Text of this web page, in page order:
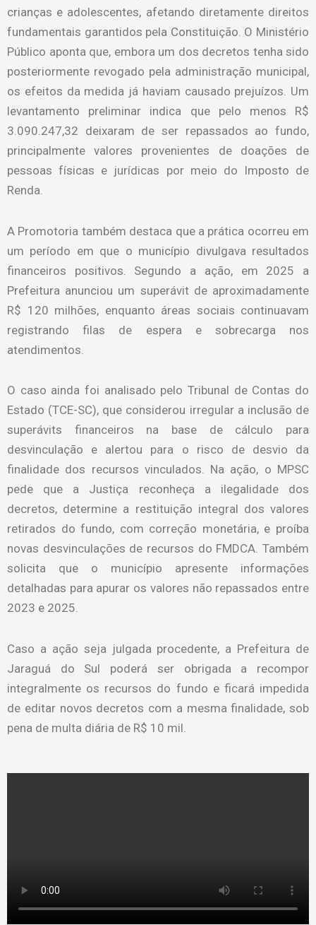
crianças e adolescentes, afetando diretamente direitos
fundamentais garantidos pela Constituição. O Ministério
Público aponta que, embora um dos decretos tenha sido
posteriormente revogado pela administração municipal,
os efeitos da medida já haviam causado prejuízos. Um
levantamento preliminar indica que pelo menos R$
3.090.247,32 deixaram de ser repassados ao fundo,
principalmente valores provenientes de doações de
pessoas físicas e jurídicas por meio do Imposto de
Renda.
A Promotoria também destaca que a prática ocorreu em
um período em que o município divulgava resultados
financeiros positivos. Segundo a ação, em 2025 a
Prefeitura anunciou um superávit de aproximadamente
R$ 120 milhões, enquanto áreas sociais continuavam
registrando filas de espera e sobrecarga nos
atendimentos.
O caso ainda foi analisado pelo Tribunal de Contas do
Estado (TCE-SC), que considerou irregular a inclusão de
superávits financeiros na base de cálculo para
desvinculação e alertou para o risco de desvio da
finalidade dos recursos vinculados. Na ação, o MPSC
pede que a Justiça reconheça a ilegalidade dos
decretos, determine a restituição integral dos valores
retirados do fundo, com correção monetária, e proíba
novas desvinculações de recursos do FMDCA. Também
solicita que o município apresente informações
detalhadas para apurar os valores não repassados entre
2023 e 2025.
Caso a ação seja julgada procedente, a Prefeitura de
Jaraguá do Sul poderá ser obrigada a recompor
integralmente os recursos do fundo e ficará impedida
de editar novos decretos com a mesma finalidade, sob
pena de multa diária de R$ 10 mil.